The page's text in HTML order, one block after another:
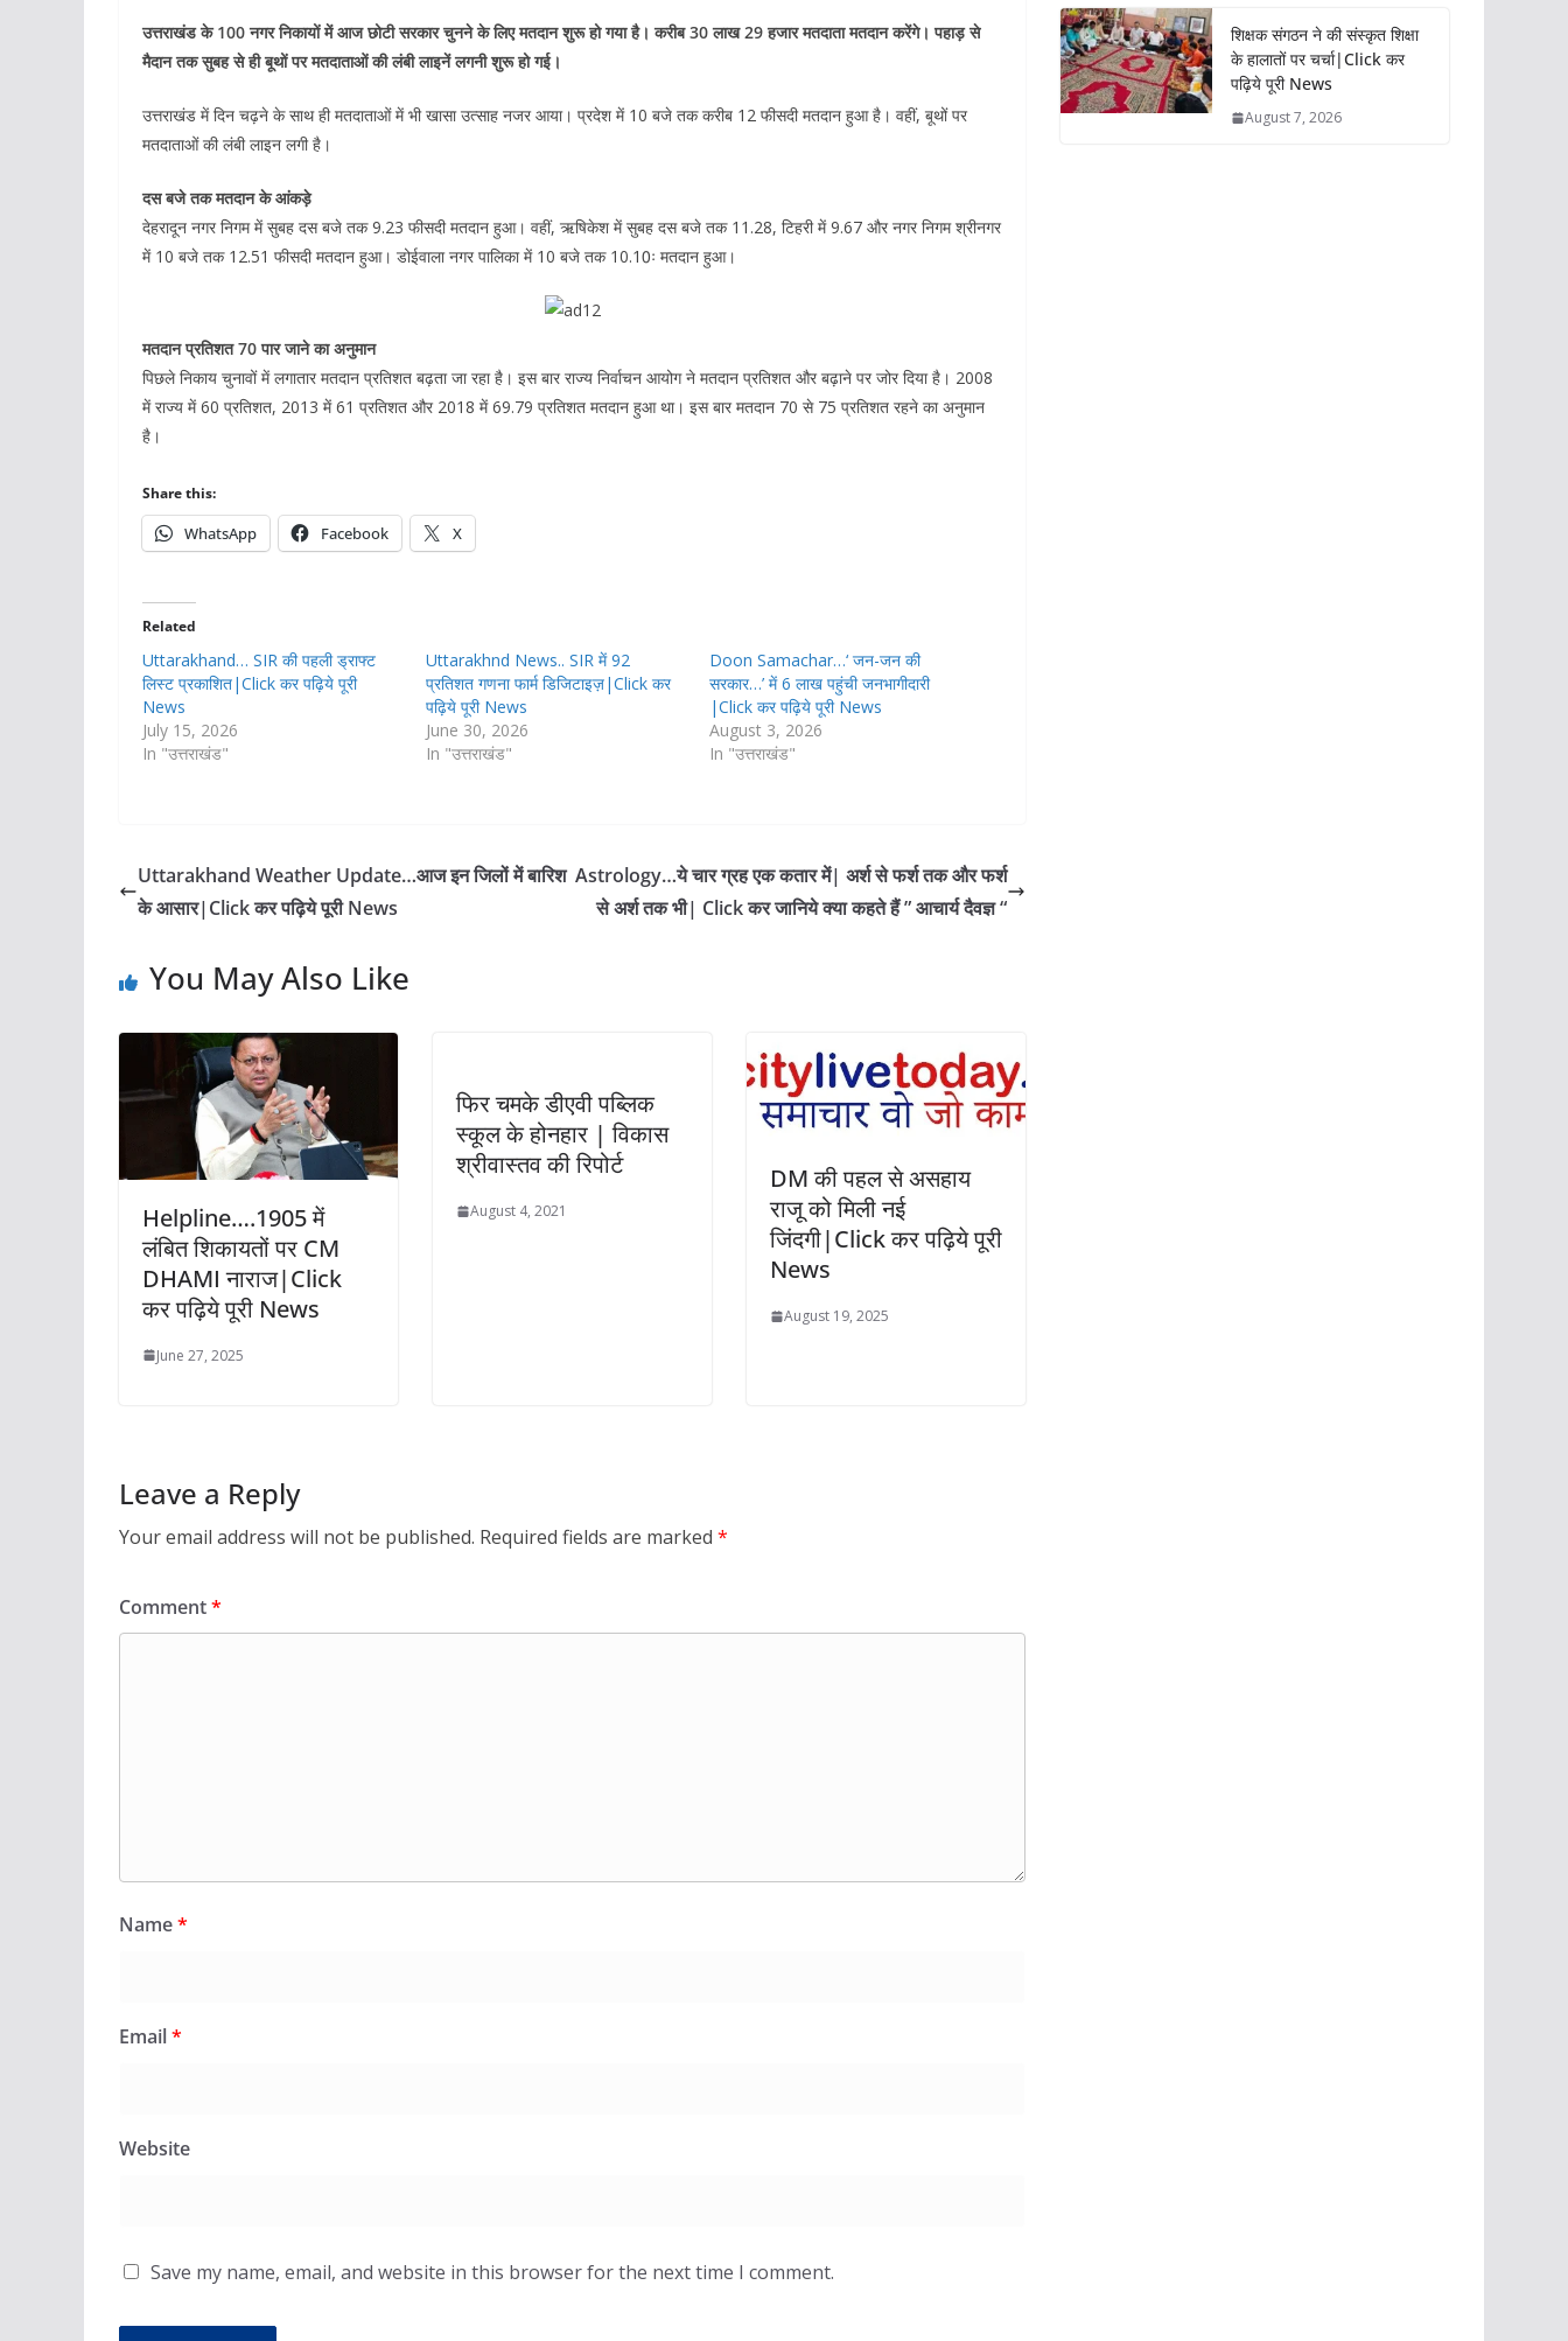
उत्तराखंड के 100 नगर निकायों में आज छोटी सरकार चुनने के लिए मतदान शुरू हो गया है। करीब 30 लाख 29 हजार मतदाता मतदान करेंगे। पहाड़ से
मैदान तक सुबह से ही बूथों पर मतदाताओं की लंबी लाइनें लगनी शुरू हो गई।
उत्तराखंड में दिन चढ़ने के साथ ही मतदाताओं में भी खासा उत्साह नजर आया। प्रदेश में 10 बजे तक करीब 12 फीसदी मतदान हुआ है। वहीं, बूथों पर
मतदाताओं की लंबी लाइन लगी है।
दस बजे तक मतदान के आंकड़े
देहरादून नगर निगम में सुबह दस बजे तक 9.23 फीसदी मतदान हुआ। वहीं, ऋषिकेश में सुबह दस बजे तक 11.28, टिहरी में 9.67 और नगर निगम श्रीनगर
में 10 बजे तक 12.51 फीसदी मतदान हुआ। डोईवाला नगर पालिका में 10 बजे तक 10.10ः मतदान हुआ।
मतदान प्रतिशत 70 पार जाने का अनुमान
पिछले निकाय चुनावों में लगातार मतदान प्रतिशत बढ़ता जा रहा है। इस बार राज्य निर्वाचन आयोग ने मतदान प्रतिशत और बढ़ाने पर जोर दिया है। 2008
में राज्य में 60 प्रतिशत, 2013 में 61 प्रतिशत और 2018 में 69.79 प्रतिशत मतदान हुआ था। इस बार मतदान 70 से 75 प्रतिशत रहने का अनुमान
है।
Share this:
WhatsApp Facebook X
Related
Uttarakhand… SIR की पहली ड्राफ्ट
लिस्ट प्रकाशित|Click कर पढ़िये पूरी
News
July 15, 2026
In "उत्तराखंड"
Uttarakhnd News.. SIR में 92
प्रतिशत गणना फार्म डिजिटाइज़|Click कर
पढ़िये पूरी News
June 30, 2026
In "उत्तराखंड"
Doon Samachar…‘ जन-जन की
सरकार…’ में 6 लाख पहुंची जनभागीदारी
|Click कर पढ़िये पूरी News
August 3, 2026
In "उत्तराखंड"
Uttarakhand Weather Update…आज इन जिलों में बारिश
के आसार|Click कर पढ़िये पूरी News
Astrology…ये चार ग्रह एक कतार में| अर्श से फर्श तक और फर्श
से अर्श तक भी| Click कर जानिये क्या कहते हैं ” आचार्य दैवज्ञ “
You May Also Like
Helpline….1905 में
लंबित शिकायतों पर CM
DHAMI नाराज|Click
कर पढ़िये पूरी News
June 27, 2025
फिर चमके डीएवी पब्लिक
स्कूल के होनहार | विकास
श्रीवास्तव की रिपोर्ट
August 4, 2021
DM की पहल से असहाय
राजू को मिली नई
जिंदगी|Click कर पढ़िये पूरी
News
August 19, 2025
Leave a Reply
Your email address will not be published. Required fields are marked *
Comment*
Name*
Email*
Website
Save my name, email, and website in this browser for the next time I comment.
शिक्षक संगठन ने की संस्कृत शिक्षा
के हालातों पर चर्चा|Click कर
पढ़िये पूरी News
August 7, 2026